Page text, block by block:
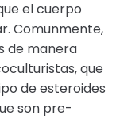
el cuerpo
Comunmente,
de manera
que
de esteroides
son pre-